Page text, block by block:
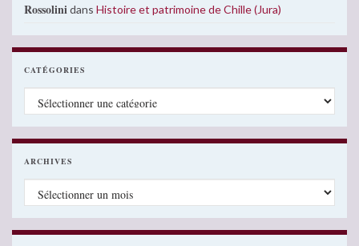
Rossolinidans Histoire et patrimoine de Chille (Jura)
CATÉGORIES
Catégories
ARCHIVES
Archives